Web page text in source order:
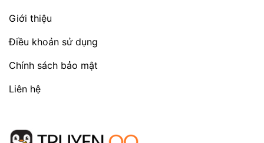
Giới thiệu
Điều khoản sử dụng
Chính sách bảo mật
Liên hệ